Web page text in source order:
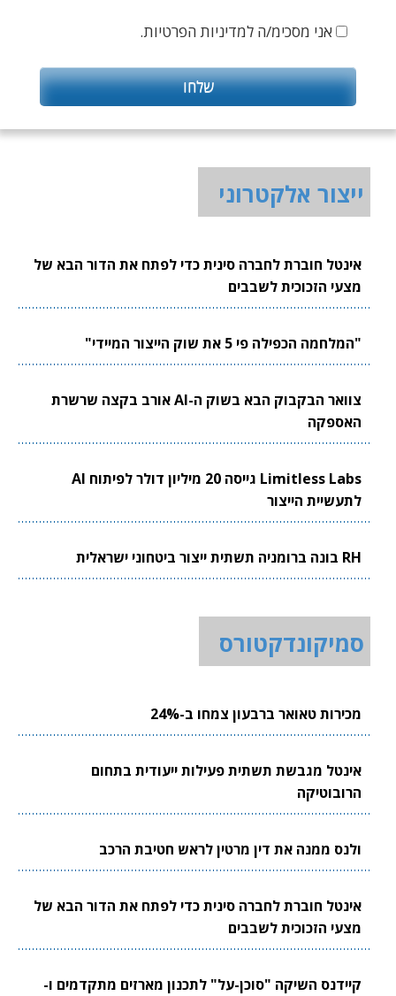
אני מסכימ/ה למדיניות הפרטיות.
ייצור אלקטרוני
אינטל חוברת לחברה סינית כדי לפתח את הדור הבא של
מצעי הזכוכית לשבבים
"המלחמה הכפילה פי 5 את שוק הייצור המיידי"
צוואר הבקבוק הבא בשוק ה-AI אורב בקצה שרשרת
האספקה
Limitless Labs גייסה 20 מיליון דולר לפיתוח AI
לתעשיית הייצור
RH בונה ברומניה תשתית ייצור ביטחוני ישראלית
סמיקונדקטורס
מכירות טאואר ברבעון צמחו ב-24%
אינטל מגבשת תשתית פעילות ייעודית בתחום
הרובוטיקה
ולנס ממנה את דין מרטין לראש חטיבת הרכב
אינטל חוברת לחברה סינית כדי לפתח את הדור הבא של
מצעי הזכוכית לשבבים
קיידנס השיקה "סוכן-על" לתכנון מארזים מתקדמים ו-